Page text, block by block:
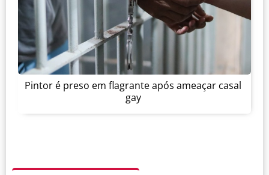
Pintor é preso em flagrante após ameaçar casal
gay